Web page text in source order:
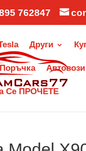
762847
Други
Се ПРОЧЕТЕ